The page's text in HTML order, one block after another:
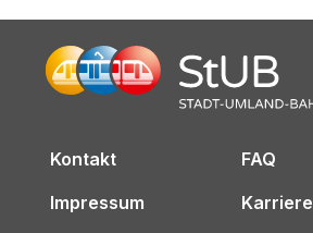
Kontakt
FAQ
Impressum
Karriere